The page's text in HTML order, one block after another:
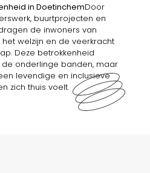
in DoetinchemDoor
buurtprojecten en
de inwoners van
welzijn en de veerkracht
Deze betrokkenheid
onderlinge banden, maar
levendige en inclusieve
zich thuis voelt.